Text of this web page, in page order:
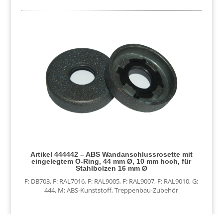
Artikel 444442 – ABS Wandanschlussrosette mit
eingelegtem O-Ring, 44 mm Ø, 10 mm hoch, für
Stahlbolzen 16 mm Ø
F: DB703, F: RAL7016, F: RAL9005, F: RAL9007, F: RAL9010,G:
444, M: ABS-Kunststoff,Treppenbau-Zubehör